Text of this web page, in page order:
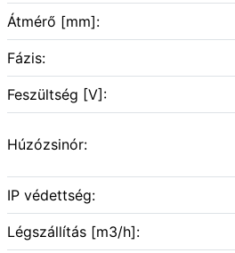
Átmérő [mm]:
Fázis:
Feszültség [V]:
Húzózsinór:
IP védettség:
Légszállítás [m3/h]: